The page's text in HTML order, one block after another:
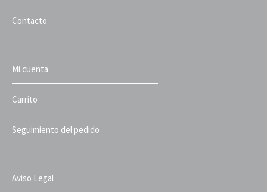
Contacto
Mi cuenta
Carrito
Seguimiento del pedido
Aviso Legal